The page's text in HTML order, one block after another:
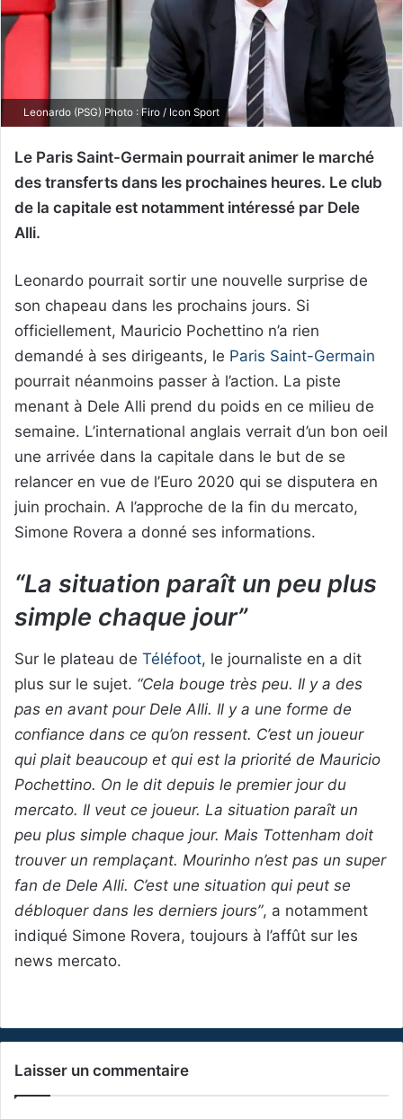
Leonardo (PSG) Photo : Firo / Icon Sport
Le Paris Saint-Germain pourrait animer le marché
des transferts dans les prochaines heures. Le club
de la capitale est notamment intéressé par Dele
Alli.
Leonardo pourrait sortir une nouvelle surprise de
son chapeau dans les prochains jours. Si
officiellement, Mauricio Pochettino n’a rien
demandé à ses dirigeants, le Paris Saint-Germain
pourrait néanmoins passer à l’action. La piste
menant à Dele Alli prend du poids en ce milieu de
semaine. L’international anglais verrait d’un bon oeil
une arrivée dans la capitale dans le but de se
relancer en vue de l’Euro 2020 qui se disputera en
juin prochain. A l’approche de la fin du mercato,
Simone Rovera a donné ses informations.
“La situation paraît un peu plus
simple chaque jour”
Sur le plateau de Téléfoot, le journaliste en a dit
plus sur le sujet. “Cela bouge très peu. Il y a des
pas en avant pour Dele Alli. Il y a une forme de
confiance dans ce qu’on ressent. C’est un joueur
qui plait beaucoup et qui est la priorité de Mauricio
Pochettino. On le dit depuis le premier jour du
mercato. Il veut ce joueur. La situation paraît un
peu plus simple chaque jour. Mais Tottenham doit
trouver un remplaçant. Mourinho n’est pas un super
fan de Dele Alli. C’est une situation qui peut se
débloquer dans les derniers jours”, a notamment
indiqué Simone Rovera, toujours à l’affût sur les
news mercato.
Laisser un commentaire